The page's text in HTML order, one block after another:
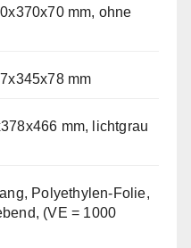
mm, ohne
mm
mm, lichtgrau
Polyethylen-Folie,
(VE = 1000